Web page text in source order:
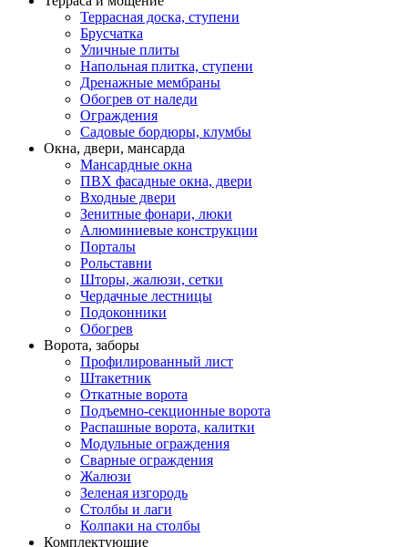
Террасная доска, ступени
Брусчатка
Уличные плиты
Напольная плитка, ступени
Дренажные мембраны
Обогрев от наледи
Ограждения
Садовые бордюры, клумбы
Окна, двери, мансарда
Мансардные окна
ПВХ фасадные окна, двери
Входные двери
Зенитные фонари, люки
Алюминиевые конструкции
Порталы
Рольставни
Шторы, жалюзи, сетки
Чердачные лестницы
Подоконники
Обогрев
Ворота, заборы
Профилированный лист
Штакетник
Откатные ворота
Подъемно-секционные ворота
Распашные ворота, калитки
Модульные ограждения
Сварные ограждения
Жалюзи
Зеленая изгородь
Столбы и лаги
Колпаки на столбы
Комплектующие